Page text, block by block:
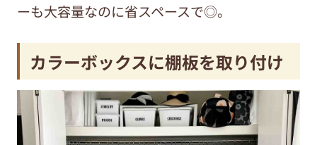
ーも大容量なのに省スペースで◎。
カラーボックスに棚板を取り付け